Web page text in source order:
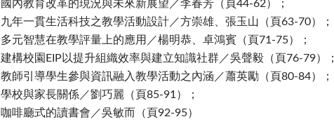
國內教育改革的現況與未來新展望／李春芳（頁44-62）；
九年一貫生活科技之教學活動設計／方崇雄、張玉山（頁63-70）；
多元智慧在教學評量上的應用／楊明恭、卓鴻賓（頁71-75）；
建構校園EIP以提升組織效率與建立知識社群／吳聲毅（頁76-79）；
教師引導學生參與資訊融入教學活動之內涵／蕭英勵（頁80-84）；
學校與家長關係／劉巧麗（頁85-91）；
咖啡廳式的讀書會／吳敏而（頁92-95）